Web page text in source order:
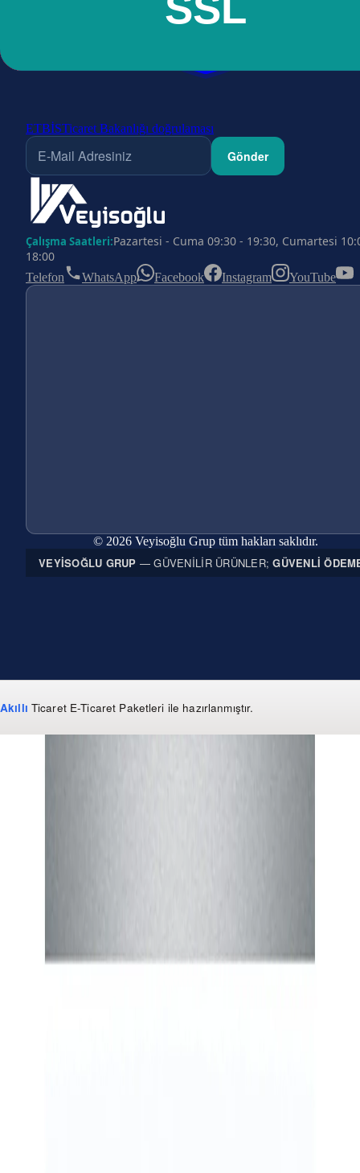
ETBİSTicaret Bakanlığı doğrulaması
Gönder
Çalışma Saatleri:Pazartesi - Cuma 09:30 - 19:30, Cumartesi
18:00
Telefon WhatsApp Facebook Instagram YouTube
© 2026 Veyisoğlu Grup tüm hakları saklıdır.
VEYISOĞLU GRUP — GÜVENILIR ÜRÜNLER;GÜVENLI
Akıllı Ticaret E-Ticaret Paketleri ile hazırlanmıştır.